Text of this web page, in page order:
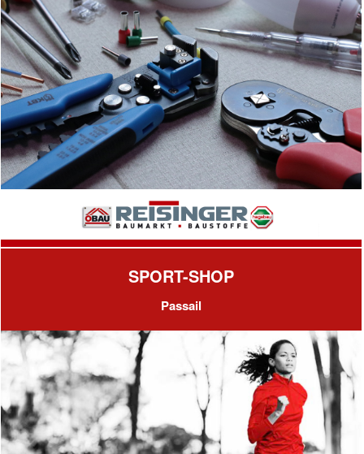
SPORT-SHOP
Passail